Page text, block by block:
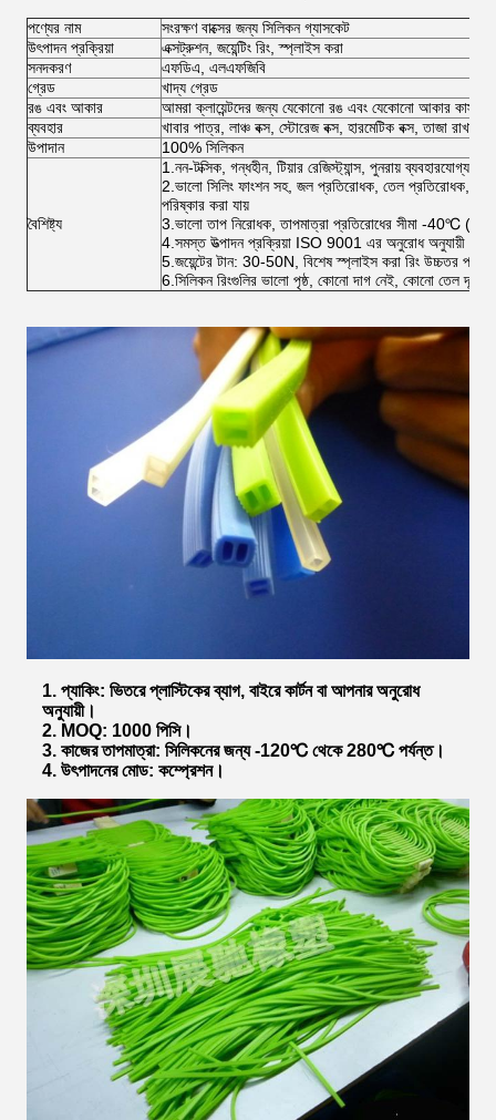
পণ্যের নাম
সংরক্ষণ বাক্সের জন্য সিলিকন গ্যাসকেট
উৎপাদন প্রক্রিয়া
এক্সট্রুশন, জয়েন্টিং রিং, স্প্লাইস করা
সনদকরণ
এফডিএ, এলএফজিবি
গ্রেড
খাদ্য গ্রেড
রঙ এবং আকার
আমরা ক্লায়েন্টদের জন্য যেকোনো রঙ এবং যেকোনো আকার কাস্টম
ব্যবহার
খাবার পাত্র, লাঞ্চ বক্স, স্টোরেজ বক্স, হারমেটিক বক্স, তাজা রাখার
উপাদান
100% সিলিকন
বৈশিষ্ট্য
1.নন-টক্সিক, গন্ধহীন, টিয়ার রেজিস্ট্যান্স, পুনরায় ব্যবহারযোগ্য,
2.ভালো সিলিং ফাংশন সহ, জল প্রতিরোধক, তেল প্রতিরোধক,
পরিষ্কার করা যায়
3.ভালো তাপ নিরোধক, তাপমাত্রা প্রতিরোধের সীমা -40℃
4.সমস্ত উত্পাদন প্রক্রিয়া ISO 9001 এর অনুরোধ অনুযায়ী
5.জয়েন্টের টান: 30-50N, বিশেষ স্প্লাইস করা রিং উচ্চতর
6.সিলিকন রিংগুলির ভালো পৃষ্ঠ, কোনো দাগ নেই, কোনো তেল দূষণ
1. প্যাকিং: ভিতরে প্লাস্টিকের ব্যাগ, বাইরে কার্টন বা আপনার অনুরোধ
অনুযায়ী।
2. MOQ: 1000 পিসি।
3. কাজের তাপমাত্রা: সিলিকনের জন্য -120℃ থেকে 280℃ পর্যন্ত।
4. উৎপাদনের মোড: কম্প্রেশন।